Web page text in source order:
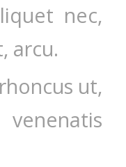
nec,
arcu.
ut,